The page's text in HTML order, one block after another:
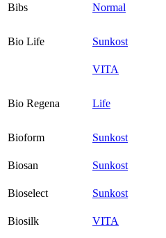
Bibs Normal
Bio Life
Sunkost
VITA
Bio Regena Life
Bioform
Sunkost
Biosan
Sunkost
Bioselect
Sunkost
Biosilk
VITA